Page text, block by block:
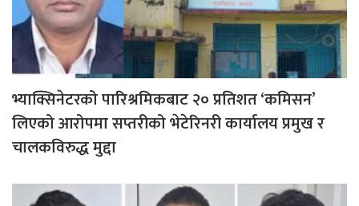
भ्याक्सिनेटरको पारिश्रमिकबाट २० प्रतिशत ‘कमिसन’
लिएको आरोपमा सप्तरीको भेटेरिनरी कार्यालय प्रमुख र
चालकविरुद्ध मुद्दा